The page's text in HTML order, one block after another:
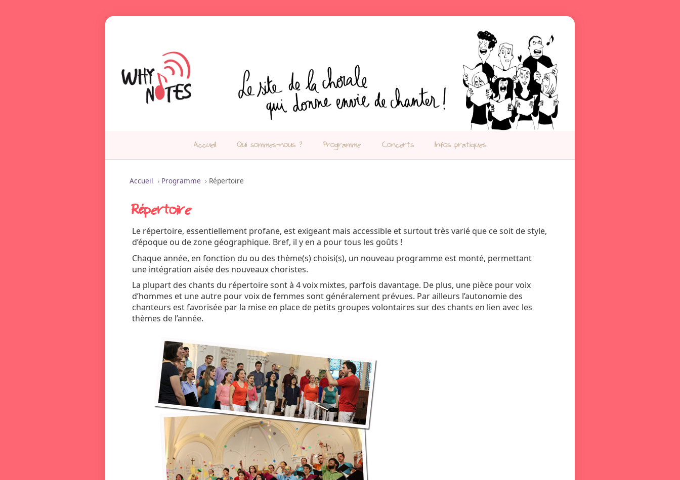
Accueil Qui sommes-nous ? Programme Concerts Infos pratiques
Accueil › Programme › Répertoire
Répertoire
Le répertoire, essentiellement profane, est exigeant mais accessible et surtout très varié que ce soit de style,
d’époque ou de zone géographique. Bref, il y en a pour tous les goûts !
Chaque année, en fonction du ou des thème(s) choisi(s), un nouveau programme est monté, permettant
une intégration aisée des nouveaux choristes.
La plupart des chants du répertoire sont à 4 voix mixtes, parfois davantage. De plus, une pièce pour voix
d’hommes et une autre pour voix de femmes sont généralement prévues. Par ailleurs l’autonomie des
chanteurs est favorisée par la mise en place de petits groupes volontaires sur des chants en lien avec les
thèmes de l’année.